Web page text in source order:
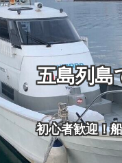
五島列島
初心者歓迎！